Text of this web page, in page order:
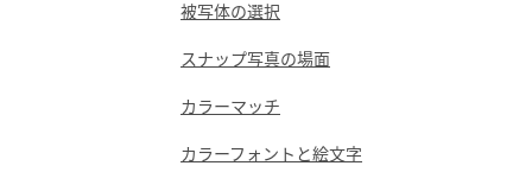
被写体の選択
スナップ写真の場面
カラーマッチ
カラーフォントと絵文字